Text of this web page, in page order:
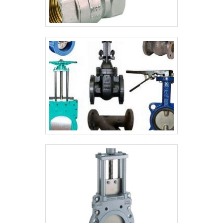
realizadas as atividades e estrutura
suficiente para atender todas as
refratária com precisão.Há muitas maneiras
eficientes de uma companhia demonstrar
competência, excelência e destaque em
sua área de atuação. A Valfluid Acessórios
Industriais se mostra referência por ter:
Profissionais com ampla experiência na
área de atuação; Atendimento
personalizado; Equipe constantemente
treinada; Estoque vasto para atender
qualquer demanda em curto prazo. Sem
trocar o foco sobre argamassa refratária,
deve-se ter a exatidão em orçar com
empresas que prezam por produtos e
serviços que tenham ótima qualidade e
precisão, detalhes que passam